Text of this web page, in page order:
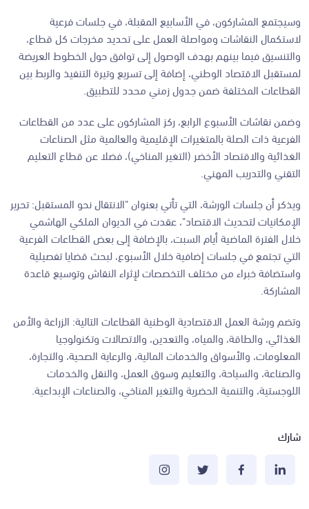
وسيجتمع المشاركون، في الأسابيع المقبلة، في جلسات فرعية
لاستكمال النقاشات ومواصلة العمل على تحديد مخرجات كل قطاع،
والتنسيق فيما بينهم بهدف الوصول إلى توافق حول الخطوط العريضة
لمستقبل الاقتصاد الوطني، إضافة إلى تسريع وتيرة التنفيذ والربط بين
القطاعات المختلفة ضمن جدول زمني محدد للتطبيق.
وضمن نقاشات الأسبوع الرابع، ركز المشاركون على عدد من القطاعات
الفرعية ذات الصلة بالمتغيرات الإقليمية والعالمية مثل الصناعات
الغذائية والاقتصاد الأخضر (التغير المناخي)، فضلا عن قطاع التعليم
التقني والتدريب المهني.
ويذكر أن جلسات الورشة، التي تأتي بعنوان "الانتقال نحو المستقبل: تحرير
الإمكانيات لتحديث الاقتصاد"، عقدت في الديوان الملكي الهاشمي
خلال الفترة الماضية أيام السبت، بالإضافة إلى بعض القطاعات الفرعية
التي تجتمع في جلسات إضافية خلال الأسبوع، لبحث قضايا تفصيلية
واستضافة خبراء من مختلف التخصصات لإثراء النقاش وتوسيع قاعدة
المشاركة.
وتضم ورشة العمل الاقتصادية الوطنية القطاعات التالية: الزراعة والأمن
الغذائي، والطاقة، والمياه، والتعدين، والاتصالات وتكنولوجيا
المعلومات، والأسواق والخدمات المالية، والرعاية الصحية، والتجارة،
والصناعة، والسياحة، والتعليم وسوق العمل، والنقل والخدمات
اللوجستية، والتنمية الحضرية والتغير المناخي، والصناعات الإبداعية.
شارك